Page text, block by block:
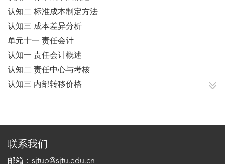
认知二 标准成本制定方法
认知三 成本差异分析
单元十一 责任会计
认知一 责任会计概述
认知二 责任中心与考核
认知三 内部转移价格
联系我们
邮箱：sjtup@sjtu.edu.cn